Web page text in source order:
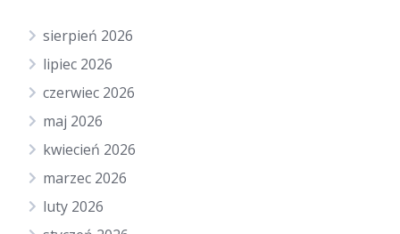
sierpień 2026
lipiec 2026
czerwiec 2026
maj 2026
kwiecień 2026
marzec 2026
luty 2026